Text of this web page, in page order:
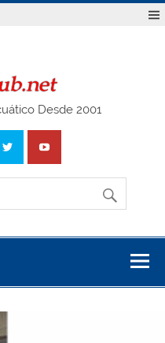
Desde 2001